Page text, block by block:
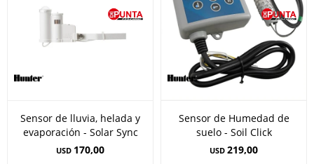
Sensor de lluvia, helada y
evaporación - Solar Sync
USD 170,00
Sensor de Humedad de
suelo - Soil Click
USD 219,00